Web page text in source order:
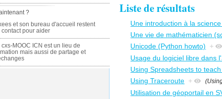
Liste de résultats
Une introduction à la
Une vie de mathématicien
Unicode (Python howto)
+
Usage du logiciel libre dans
Using Spreadsheets to
Using Traceroute +
Utilisation de géoportail en
?
et son bureau d'accueil restent
contact pour aider
cxs-MOOC ICN est un lieu de
mais aussi de partage et